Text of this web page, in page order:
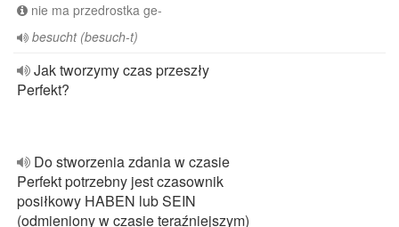
nie ma przedrostka ge-
besucht (besuch-t)
Jak tworzymy czas przeszły
Perfekt?
Do stworzenia zdania w czasie
Perfekt potrzebny jest czasownik
posiłkowy HABEN lub SEIN
(odmieniony w czasie teraźniejszym)